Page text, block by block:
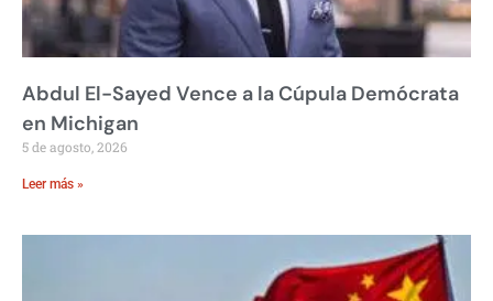
Abdul El-Sayed Vence a la Cúpula Demócrata
en Michigan
5 de agosto, 2026
Leer más »